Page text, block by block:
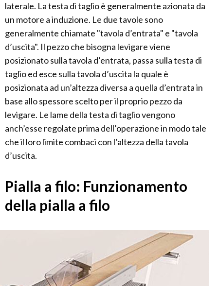
laterale. La testa di taglio è generalmente azionata da
un motore a induzione. Le due tavole sono
generalmente chiamate "tavola d’entrata" e "tavola
d’uscita". Il pezzo che bisogna levigare viene
posizionato sulla tavola d’entrata, passa sulla testa di
taglio ed esce sulla tavola d’uscita la quale è
posizionata ad un’altezza diversa a quella d’entrata in
base allo spessore scelto per il proprio pezzo da
levigare. Le lame della testa di taglio vengono
anch’esse regolate prima dell’operazione in modo tale
che il loro limite combaci con l’altezza della tavola
d’uscita.
Pialla a filo: Funzionamento
della pialla a filo